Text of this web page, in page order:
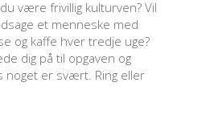
være frivillig kulturven? Vil
et menneske med
og kaffe hver tredje uge?
dig på til opgaven og
noget er svært. Ring eller